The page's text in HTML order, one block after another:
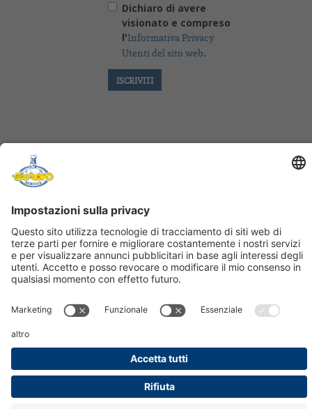
Dichiaro di avere
visionato e compreso
l'Informativa Privacy
Utenti del sito web.
FOLLOW US
VIA UGO LA MALFA 15
CENTRALINO:+39 0542 485111
FAX: +39 0542 485485
PRIVACY